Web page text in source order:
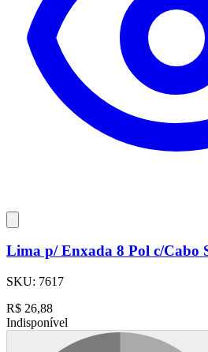
Lima p/ Enxada 8 Pol c/Cabo
SKU: 7617
R$ 26,88
Indisponível